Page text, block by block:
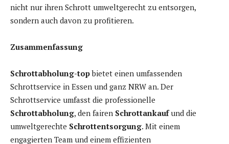
nicht nur ihren Schrott umweltgerecht zu entsorgen,
sondern auch davon zu profitieren.
Zusammenfassung
Schrottabholung-topbietet einen umfassenden
Schrottservice in Essen und ganz NRW an. Der
Schrottservice umfasst die professionelle
Schrottabholung, den fairen Schrottankaufund die
umweltgerechte Schrottentsorgung. Mit einem
engagierten Team und einem effizienten